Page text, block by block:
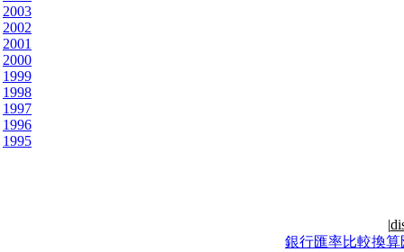
2003
2002
2001
2000
1999
1998
1997
1996
1995
|
銀行匯率比較換算